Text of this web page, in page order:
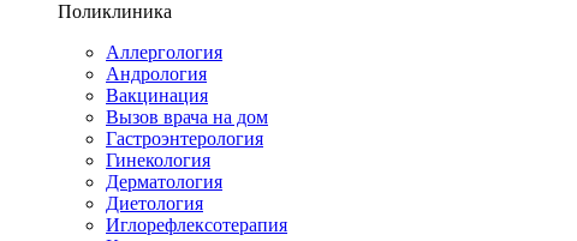
Поликлиника
Аллергология
Андрология
Вакцинация
Вызов врача на дом
Гастроэнтерология
Гинекология
Дерматология
Диетология
Иглорефлексотерапия